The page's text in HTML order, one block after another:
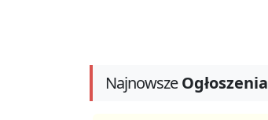
NajnowszeOgłoszenia